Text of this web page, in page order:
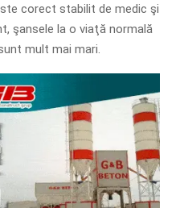
corect stabilit de medic şi
şansele la o viaţă normală
mult mai mari.